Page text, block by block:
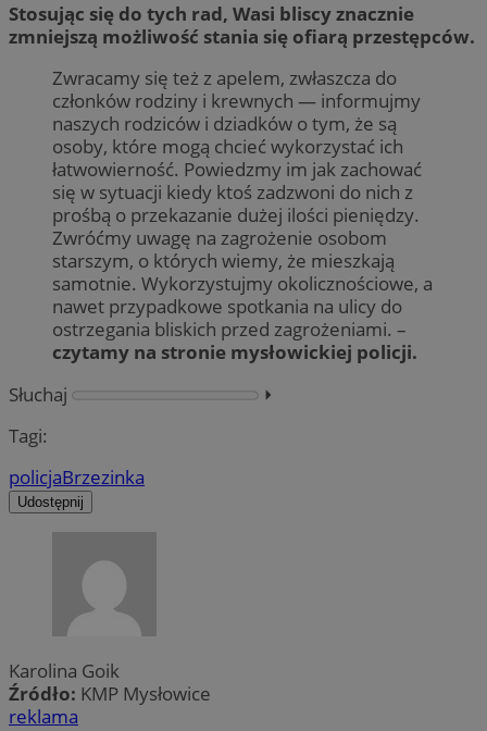
Stosując się do tych rad, Wasi bliscy znacznie
zmniejszą możliwość stania się ofiarą przestępców.
Zwracamy się też z apelem, zwłaszcza do
członków rodziny i krewnych — informujmy
naszych rodziców i dziadków o tym, że są
osoby, które mogą chcieć wykorzystać ich
łatwowierność. Powiedzmy im jak zachować
się w sytuacji kiedy ktoś zadzwoni do nich z
prośbą o przekazanie dużej ilości pieniędzy.
Zwróćmy uwagę na zagrożenie osobom
starszym, o których wiemy, że mieszkają
samotnie. Wykorzystujmy okolicznościowe, a
nawet przypadkowe spotkania na ulicy do
ostrzegania bliskich przed zagrożeniami. –
czytamy na stronie mysłowickiej policji.
Słuchaj
⏵︎
Tagi:
policjaBrzezinka
Udostępnij
Karolina Goik
Źródło: KMP Mysłowice
reklama